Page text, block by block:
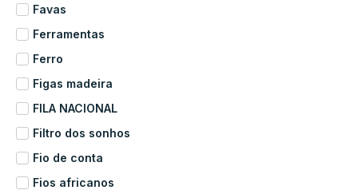
Favas
Ferramentas
Ferro
Figas madeira
FILA NACIONAL
Filtro dos sonhos
Fio de conta
Fios africanos